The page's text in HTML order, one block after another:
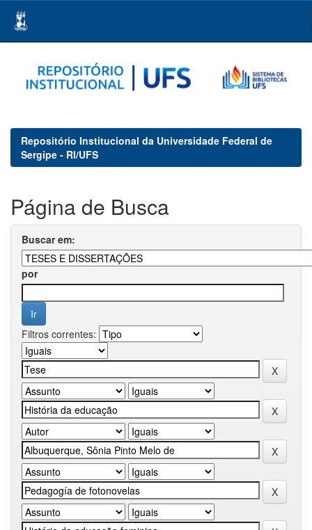
navigation
Repositório Institucional da Universidade Federal de
Sergipe - RI/UFS
Página de Busca
Buscar em:
por
Filtros correntes: